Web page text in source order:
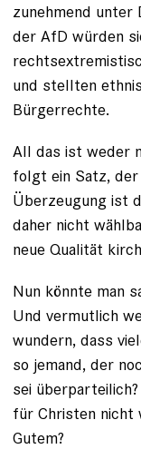
zunehmend
der AfD würden
und stellten
Bürgerrechte.
All das ist weder
folgt ein Satz,
Überzeugung ist
daher nicht
neue Qualität
Nun könnte man
Und vermutlich
wundern, dass
so jemand, der
sei überparteilich?
für Christen nicht
Gutem?